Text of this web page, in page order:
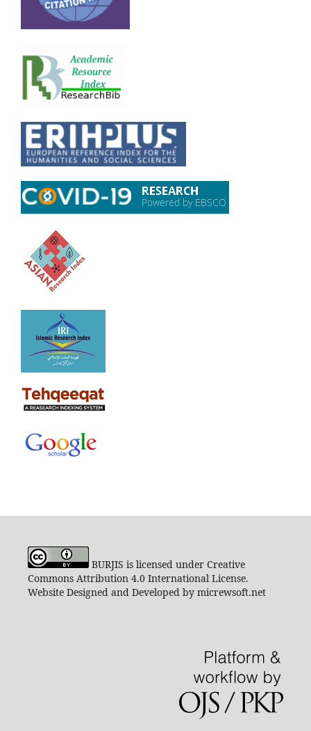
BURJIS is licensed under Creative
Commons Attribution 4.0 International License.
Website Designed and Developed by micrewsoft.net